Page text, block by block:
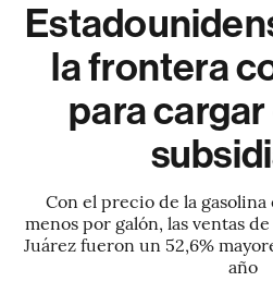
la frontera
para
Con el precio de la
menos por galón, las ventas
Juárez fueron un 52,6%
año